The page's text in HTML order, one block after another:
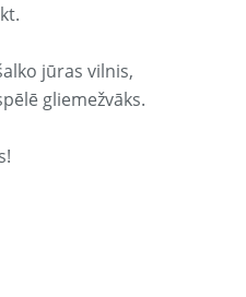
jūras vilnis,
gliemežvāks.